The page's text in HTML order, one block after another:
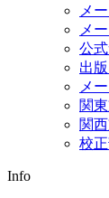
メ
メ
公
出
メ
関
関
校
Info